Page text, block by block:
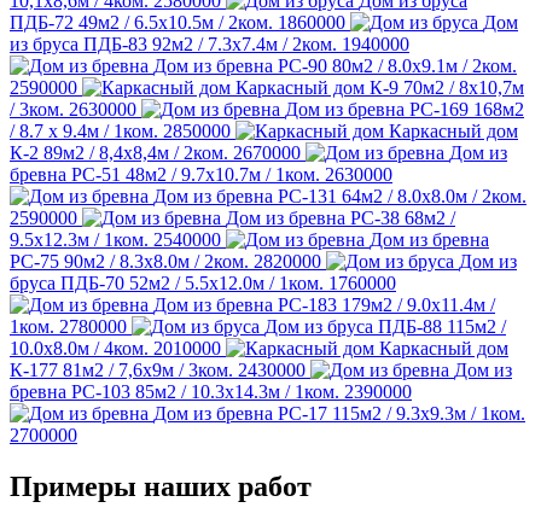
ПДБ-72 49м2 / 6.5х10.5м / 2ком. 1860000
Дом
из бруса ПДБ-83 92м2 / 7.3х7.4м / 2ком. 1940000
Дом из бревна РС-90 80м2 / 8.0х9.1м / 2ком.
2590000
Каркасный дом К-9 70м2 / 8х10,7м
/ 3ком. 2630000 Дом из бревна РС-169 168м2
/ 8.7 х 9.4м / 1ком. 2850000
Каркасный дом
К-2 89м2 / 8,4х8,4м / 2ком. 2670000
Дом из
бревна РС-51 48м2 / 9.7х10.7м / 1ком. 2630000
Дом из бревна РС-131 64м2 / 8.0х8.0м / 2ком.
2590000
Дом из бревна РС-38 68м2 /
9.5х12.3м / 1ком. 2540000
Дом из бревна
РС-75 90м2 / 8.3х8.0м / 2ком. 2820000
Дом из
бруса ПДБ-70 52м2 / 5.5х12.0м / 1ком. 1760000
Дом из бревна РС-183 179м2 / 9.0х11.4м /
1ком. 2780000 Дом из бруса ПДБ-88 115м2 /
10.0х8.0м / 4ком. 2010000
Каркасный дом
К-177 81м2 / 7,6х9м / 3ком. 2430000
Дом из
бревна РС-103 85м2 / 10.3х14.3м / 1ком. 2390000
Дом из бревна РС-17 115м2 / 9.3х9.3м / 1ком.
2700000
Примеры наших работ